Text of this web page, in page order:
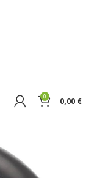
0 0,00 €